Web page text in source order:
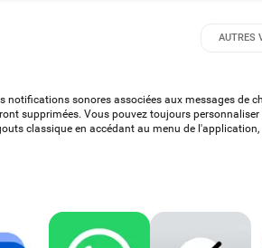
AUTRES
notifications sonores associées aux messages de
supprimées. Vous pouvez toujours personnaliser
classique en accédant au menu de